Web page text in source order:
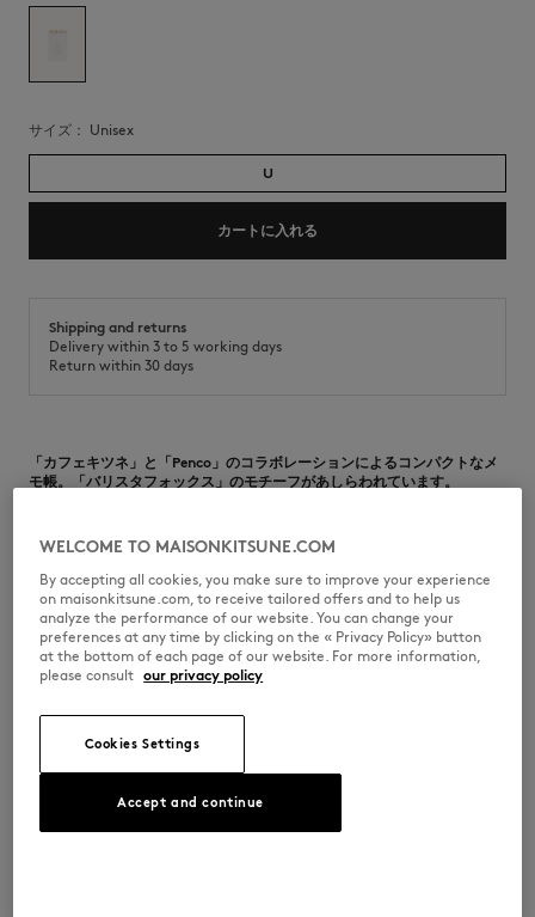
サイズ： unisex
U
カートに入れる
Shipping and returns
Delivery within 3 to 5 working days
Return within 30 days
「カフェキツネ」と「Penco」のコラボレーションによるコンパクトなメ
モ帳。「バリスタフォックス」のモチーフがあしらわれています。
便利な縦開き
中面は水性の罫線
表紙にカフェキツネ×ペンコのバリスタフォックスプリント
CN175NT-P100
サイズ： UNISEX
サイズガイドを見る
WELCOME TO MAISONKITSUNE.COM
By accepting all cookies, you make sure to improve your experience
on maisonkitsune.com, to receive tailored offers and to help us
analyze the performance of our website. You can change your
preferences at any time by clicking on the « Privacy Policy» button
at the bottom of each page of our website. For more information,
please consult our privacy policy
Cookies Settings
Accept and continue